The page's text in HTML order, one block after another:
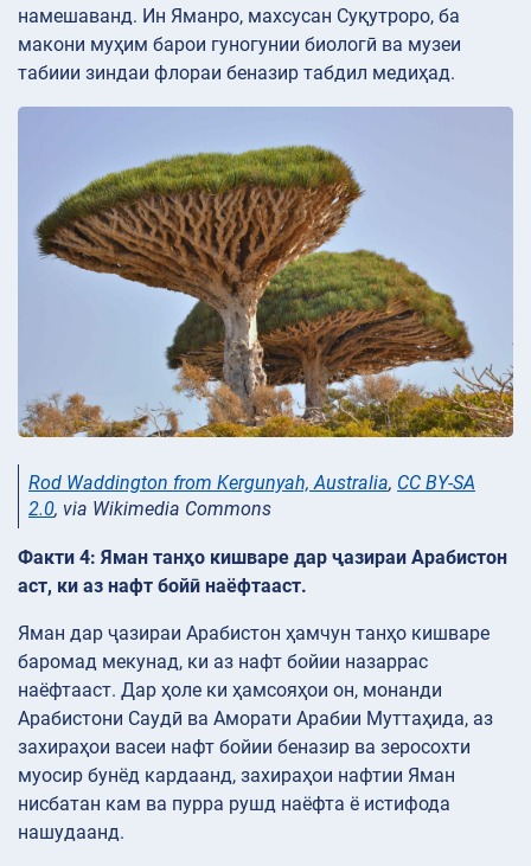
намешаванд. Ин Яманро, махсусан Суқутроро, ба
макони муҳим барои гуногунии биологӣ ва музеи
табиии зиндаи флораи беназир табдил медиҳад.
Rod Waddington from Kergunyah, Australia, CC BY-SA
2.0, via Wikimedia Commons
Факти 4: Яман танҳо кишваре дар ҷазираи Арабистон
аст, ки аз нафт бойӣ наёфтааст.
Яман дар ҷазираи Арабистон ҳамчун танҳо кишваре
баромад мекунад, ки аз нафт бойии назаррас
наёфтааст. Дар ҳоле ки ҳамсояҳои он, монанди
Арабистони Саудӣ ва Аморати Арабии Муттаҳида, аз
захираҳои васеи нафт бойии беназир ва зеросохти
муосир бунёд кардаанд, захираҳои нафтии Яман
нисбатан кам ва пурра рушд наёфта ё истифода
нашудаанд.